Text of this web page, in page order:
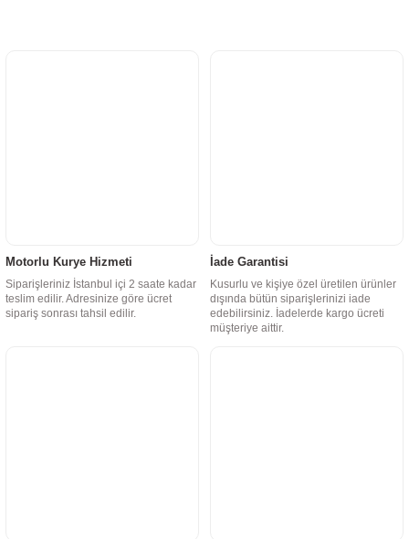
Motorlu Kurye Hizmeti
Siparişleriniz İstanbul içi 2 saate kadar
teslim edilir. Adresinize göre ücret
sipariş sonrası tahsil edilir.
İade Garantisi
Kusurlu ve kişiye özel üretilen ürünler
dışında bütün siparişlerinizi iade
edebilirsiniz. İadelerde kargo ücreti
müşteriye aittir.